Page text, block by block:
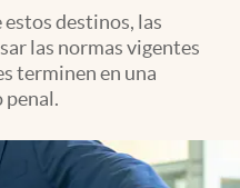
destinos, las
las normas vigentes
terminen en una